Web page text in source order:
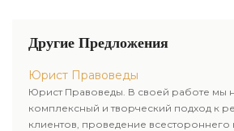
Другие Предложения
Юрист Правоведы
Юрист Правоведы. В своей работе мы
комплексный и творческий подход к
клиентов, проведение